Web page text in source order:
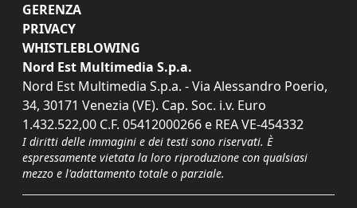
GERENZA
PRIVACY
WHISTLEBLOWING
Nord Est Multimedia S.p.a.
Nord Est Multimedia S.p.a. - Via Alessandro Poerio,
34, 30171 Venezia (VE). Cap. Soc. i.v. Euro
1.432.522,00 C.F. 05412000266 e REA VE-454332
I diritti delle immagini e dei testi sono riservati. È
espressamente vietata la loro riproduzione con qualsiasi
mezzo e l'adattamento totale o parziale.